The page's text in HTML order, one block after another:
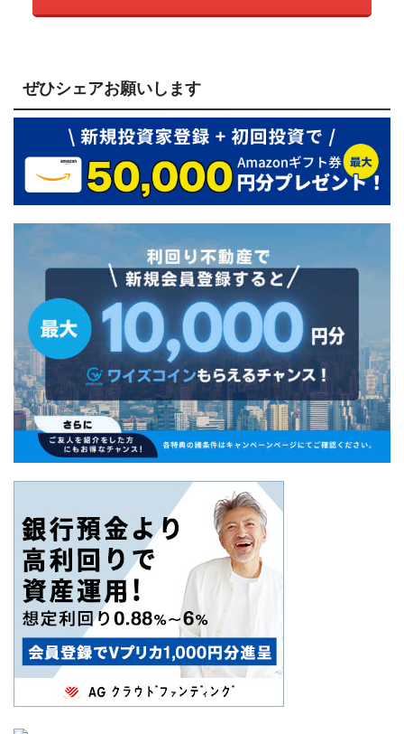
ぜひシェアお願いします